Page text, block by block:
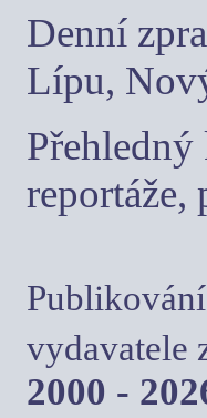
Denní
Lípu,
reportáže,
vydavatele
2000 -